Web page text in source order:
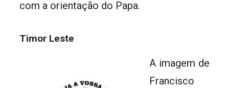
com a orientação do Papa.
Timor Leste
A imagem de
Francisco